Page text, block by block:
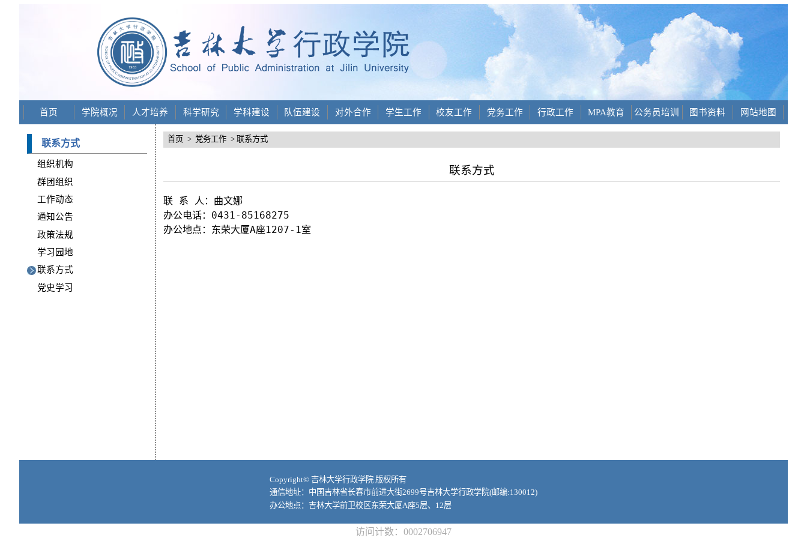
首页 学院概况 人才培养 科学研究 学科建设 队伍建设 对外合作 学生工作 校友工作 党务工作 行政工作 MPA教育 公务员培训 图书资料 网站地图
联系方式
组织机构
群团组织
工作动态
通知公告
政策法规
学习园地
联系方式
党史学习
首页 > 党务工作 > 联系方式
联系方式
联 系 人：曲文娜
办公电话：0431-85168275
办公地点：东荣大厦A座1207-1室
Copyright© 吉林大学行政学院 版权所有
通信地址：中国吉林省长春市前进大街2699号吉林大学行政学院(邮编:130012)
办公地点：吉林大学前卫校区东荣大厦A座5层、12层
访问计数： 0002706947